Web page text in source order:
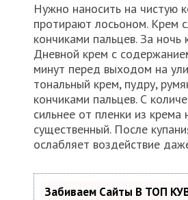
Нужно наносить на чистую
протирают лосьоном. Крем
кончиками пальцев. За ночь
Дневной крем с
минут перед выходом на
тональный крем, пудру,
кончиками пальцев. С
сильнее от пленки из
существенный. После
ослабляет воздействие
Забиваем Сайты В ТОП